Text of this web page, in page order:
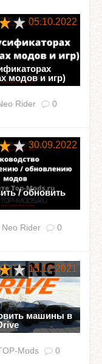
05.10.2022
модов и игр)
Rider 0
30.09.2022
/ обновить
Neo Rider 0
15.12.2021
машины в
Mods 0